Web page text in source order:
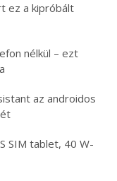
ez a kipróbált
nélkül – ezt
az androidos
SIM tablet, 40 W-